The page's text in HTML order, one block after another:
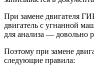
При замене двигателя
двигатель с угнанной
для анализа — довольно
Поэтому при замене
следующие правила: